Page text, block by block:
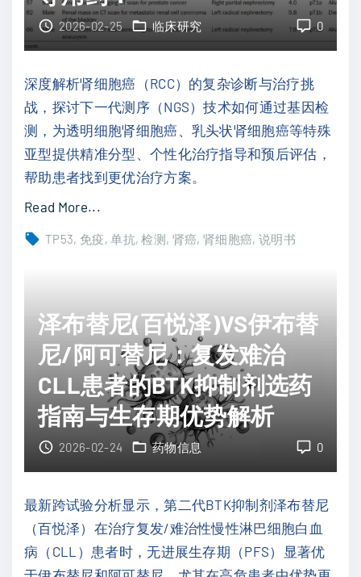
！
"
症
？
移
植
联
合
新
辅
助
来
治
愈
新
希
望
"
0
2026-02-25 临床研究
深度解析肾细胞癌（RCC）的复杂诊断与治疗挑
战，探讨下一代测序（NGS）技术如何通过基因检
测，为透明细胞肾细胞癌、乳头状肾细胞癌等特殊
亚型提供精准分型、个性化治疗指导和预后评估，
帮助患者找到更优治疗方案。
Read More..."
诊
断
新
突
破
：
S
基
因
TP53 免疫 单抗 检测 肾癌 肾细胞癌 说明书
泽布替尼(百悦泽)VS伊布替
尼/阿可替尼：复发难治
CLL患者的BTK抑制剂选药
指南与生存期优势解析
0
2026-02-24 药物信息
最新跨试验分析显示，第二代BTK抑制剂泽布替尼
（百悦泽）在治疗复发/难治性慢性淋巴细胞白血
病（CLL）患者时，无进展生存期（PFS）显著优